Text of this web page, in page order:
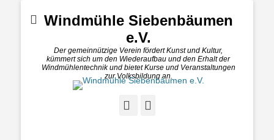
Windmühle Siebenbäumen
e.V.
Der gemeinnützige Verein fördert Kunst und Kultur,
kümmert sich um den Wiederaufbau und den Erhalt der
Windmühlentechnik und bietet Kurse und Veranstaltungen
zur Volksbildung an.
Facebook